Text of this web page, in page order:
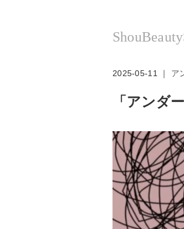
2025-05-11 ｜ ア
「アンダ